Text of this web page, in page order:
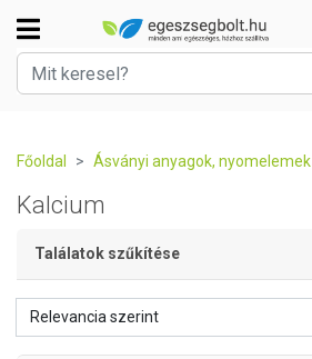
Főoldal Ásványi anyagok, nyomelemek
Kalcium
Találatok szűkítése
Relevancia szerint